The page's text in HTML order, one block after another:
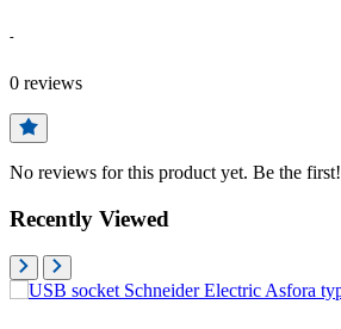
-
0 reviews
No reviews for this product yet. Be the first!
Recently Viewed